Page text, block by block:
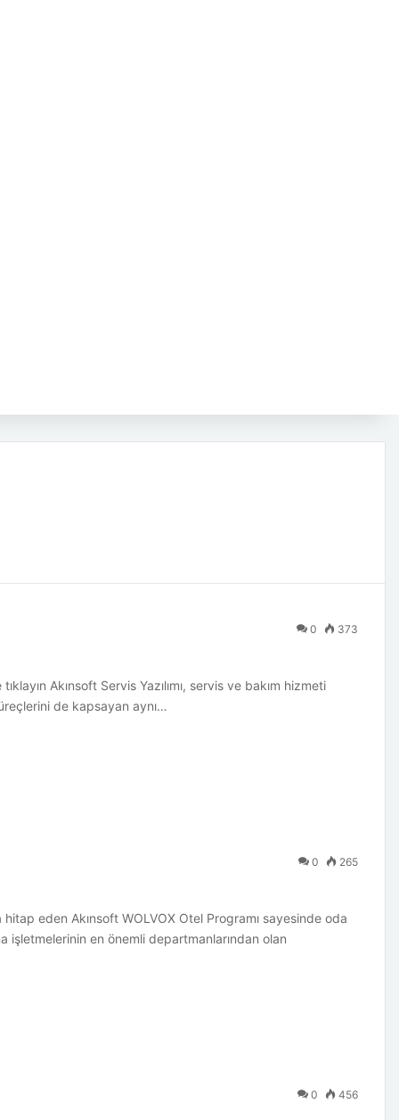
0 373
Akınsoft Servis Yazılımı, servis ve bakım hizmeti
de kapsayan aynı…
0 265
eden Akınsoft WOLVOX Otel Programı sayesinde oda
en önemli departmanlarından olan
0 456